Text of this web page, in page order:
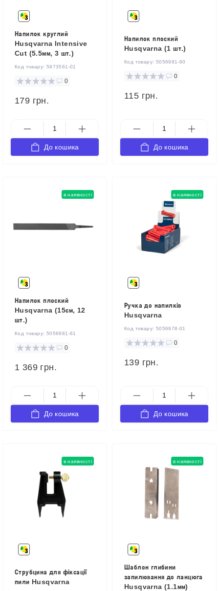
Напилок круглий
Husqvarna Intensive
Cut (5.5мм, 3 шт.)
Код товару: 5973561-01
0
179 грн.
До кошика
Напилок плоский
Husqvarna (1 шт.)
Код товару: 5056981-60
0
115 грн.
До кошика
в наявності
Напилок плоский
Husqvarna (15см, 12
шт.)
Код товару: 5056981-61
0
1 369 грн.
До кошика
в наявності
Ручка до напилків
Husqvarna
Код товару: 5056978-01
0
139 грн.
До кошика
в наявності
Струбцина для фіксації
пили Husqvarna
в наявності
Шаблон глибини
запилювання до ланцюга
Husqvarna (1.1мм)